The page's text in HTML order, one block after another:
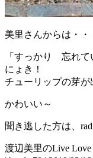
美里さんからは・・
「すっかり 忘れて
にょき！
チューリップの芽が
かわいい～
聞き逃した方は、
渡辺美里のLive Love